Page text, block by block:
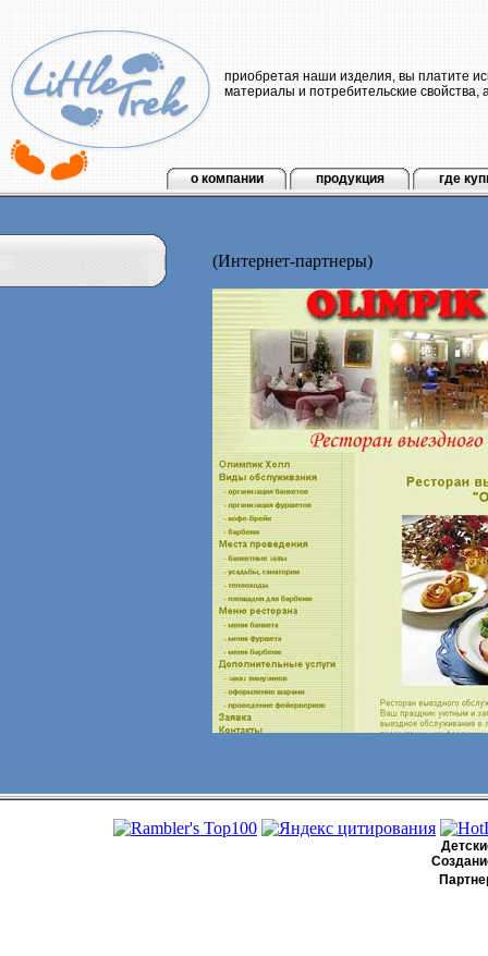
приобретая наши изделия, вы платите
материалы и потребительские свойства,
о компании продукция где
(Интернет-партнеры)